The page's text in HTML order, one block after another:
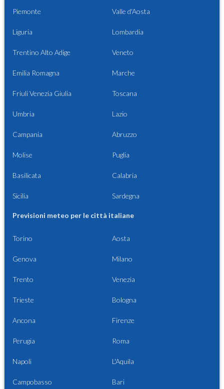
Piemonte Valle d'Aosta
Liguria Lombardia
Trentino Alto Adige Veneto
Emilia Romagna Marche
Friuli Venezia Giulia Toscana
Umbria Lazio
Campania Abruzzo
Molise Puglia
Basilicata Calabria
Sicilia Sardegna
Previsioni meteo per le città italiane
Torino Aosta
Genova Milano
Trento Venezia
Trieste Bologna
Ancona Firenze
Perugia Roma
Napoli L'Aquila
Campobasso Bari